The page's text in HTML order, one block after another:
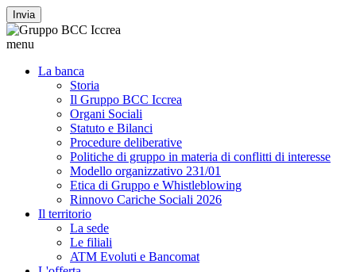
Invia
menu
La banca
Storia
Il Gruppo BCC Iccrea
Organi Sociali
Statuto e Bilanci
Procedure deliberative
Politiche di gruppo in materia di conflitti di interesse
Modello organizzativo 231/01
Etica di Gruppo e Whistleblowing
Rinnovo Cariche Sociali 2026
Il territorio
La sede
Le filiali
ATM Evoluti e Bancomat